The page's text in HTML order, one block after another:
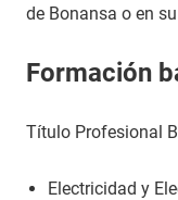
de Bonansa o en
Formación
Título Profesional
Electricidad y